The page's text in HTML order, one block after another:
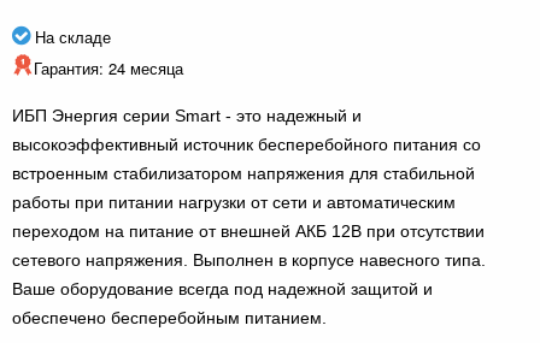
На складе
Гарантия: 24 месяца
ИБП Энергия серии Smart - это надежный и
высокоэффективный источник бесперебойного питания со
встроенным стабилизатором напряжения для стабильной
работы при питании нагрузки от сети и автоматическим
переходом на питание от внешней АКБ 12В при отсутствии
сетевого напряжения. Выполнен в корпусе навесного типа.
Ваше оборудование всегда под надежной защитой и
обеспечено бесперебойным питанием.